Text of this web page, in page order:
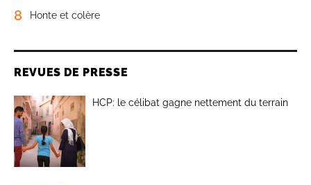
8 Honte et colère
REVUES DE PRESSE
HCP: le célibat gagne nettement du terrain